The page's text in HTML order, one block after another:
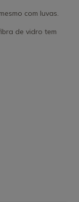
com luvas.
de vidro tem